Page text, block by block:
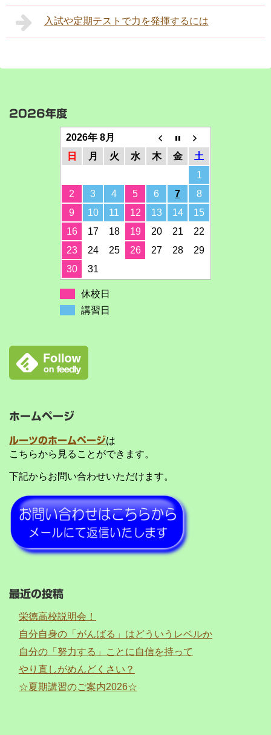
入試や定期テストで力を発揮するには
2026年度
2026年 8月
日
月 火 水 木 金
土
1
2
3 4 5 6 7
8
9
10 11 12 13 14
15
16
17 18 19 20 21
22
23
24 25 26 27 28
29
30
31
休校日
講習日
ホームページ
ルーツのホームページは
こちらから見ることができます。
下記からお問い合わせいただけます。
最近の投稿
栄徳高校説明会！
自分自身の「がんばる」はどういうレベルか
自分の「努力する」ことに自信を持って
やり直しがめんどくさい？
☆夏期講習のご案内2026☆